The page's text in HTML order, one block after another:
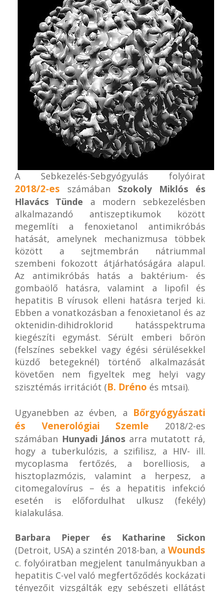
A Sebkezelés-Sebgyógyulás folyóirat
2018/2-es számában Szokoly Miklós és
Hlavács Tünde a modern sebkezelésben
alkalmazandó antiszeptikumok között
megemlíti a fenoxietanol antimikróbás
hatását, amelynek mechanizmusa többek
között a sejtmembrán nátriummal
szembeni fokozott átjárhatóságára alapul.
Az antimikróbás hatás a baktérium- és
gombaölő hatásra, valamint a lipofil és
hepatitis B vírusok elleni hatásra terjed ki.
Ebben a vonatkozásban a fenoxietanol és az
oktenidin-dihidroklorid hatásspektruma
kiegészíti egymást. Sérült emberi bőrön
(felszínes sebekkel vagy égési sérülésekkel
küzdő betegeknél) történő alkalmazását
követően nem figyeltek meg helyi vagy
szisztémás irritációt (B. Dréno és mtsai).
Ugyanebben az évben, a Bőrgyógyászati
és Venerológiai Szemle 2018/2-es
számában Hunyadi János arra mutatott rá,
hogy a tuberkulózis, a szifilisz, a HIV- ill.
mycoplasma fertőzés, a borelliosis, a
hisztoplazmózis, valamint a herpesz, a
citomegalovírus – és a hepatitis infekció
esetén is előfordulhat ulkusz (fekély)
kialakulása.
Barbara Pieper és Katharine Sickon
(Detroit, USA) a szintén 2018-ban, a Wounds
c. folyóiratban megjelent tanulmányukban a
hepatitis C-vel való megfertőződés kockázati
tényezőit vizsgálták egy sebészeti ellátást